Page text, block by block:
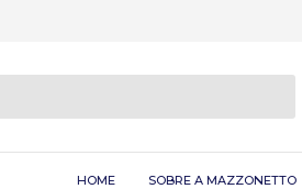
SOBRE A MAZZONETTO
HOME